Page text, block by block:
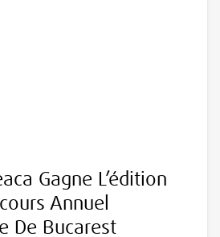
Gagne L’édition
Annuel
De Bucarest